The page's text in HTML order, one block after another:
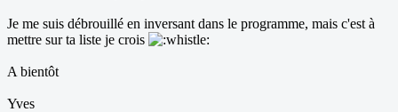
Je me suis débrouillé en inversant dans le programme, mais c'est à
mettre sur ta liste je crois
A bientôt
Yves